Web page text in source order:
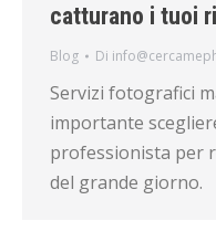
catturano i tuoi
Blog Di
Servizi fotografici
importante
professionista per
del grande giorno.